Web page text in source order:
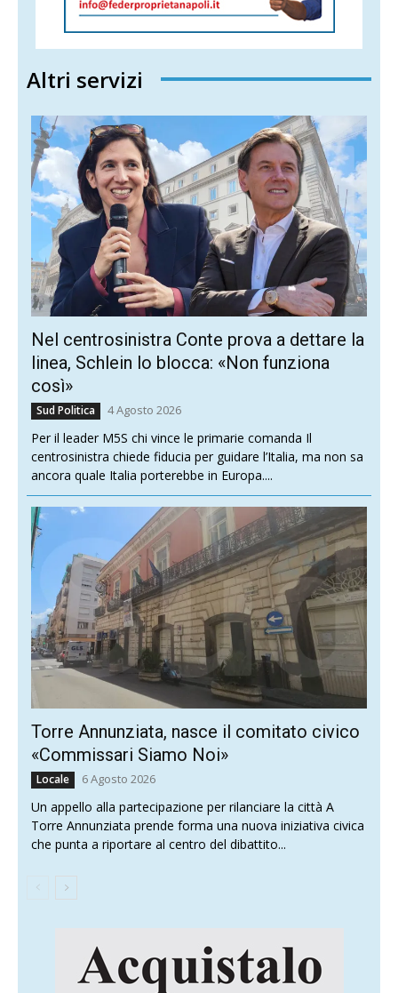
Altri servizi
Nel centrosinistra Conte prova a dettare la
linea, Schlein lo blocca: «Non funziona
così»
Sud Politica 4 Agosto 2026
Per il leader M5S chi vince le primarie comanda Il
centrosinistra chiede fiducia per guidare l’Italia, ma non sa
ancora quale Italia porterebbe in Europa....
Torre Annunziata, nasce il comitato civico
«Commissari Siamo Noi»
Locale 6 Agosto 2026
Un appello alla partecipazione per rilanciare la città A
Torre Annunziata prende forma una nuova iniziativa civica
che punta a riportare al centro del dibattito...